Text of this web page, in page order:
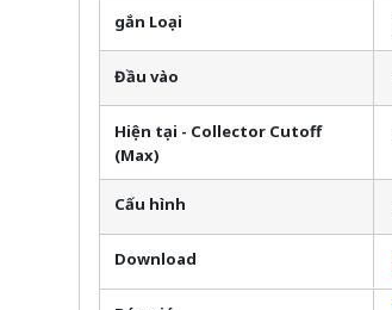
gắn Loại
Đầu vào
Hiện tại - Collector Cutoff
(Max)
Cấu hình
Download